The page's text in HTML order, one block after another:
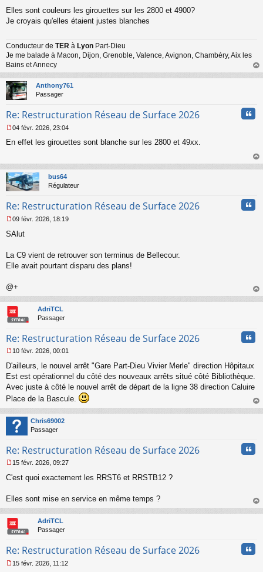
e
s
g
e
n
o
n
u
Elles sont couleurs les girouettes sur les 2800 et 4900?
Je croyais qu'elles étaient justes blanches
Conducteur de TER à Lyon Part-Dieu
Je me balade à Macon, Dijon, Grenoble, Valence, Avignon, Chambéry, Aix les
Bains et Annecy
au
Anthony761
Passager
Re: Restructuration Réseau de Surface 2026
e
a
g
e
o
l
u
04 févr. 2026, 23:04
En effet les girouettes sont blanche sur les 2800 et 49xx.
au
bus64
Régulateur
Re: Restructuration Réseau de Surface 2026
e
g
n
o
n
l
u
09 févr. 2026, 18:19
SAlut
La C9 vient de retrouver son terminus de Bellecour.
Elle avait pourtant disparu des plans!
@+
au
AdriTCL
Passager
Re: Restructuration Réseau de Surface 2026
e
s
g
n
o
n
u
10 févr. 2026, 00:01
D'ailleurs, le nouvel arrêt "Gare Part-Dieu Vivier Merle" direction Hôpitaux
Est est opérationnel du côté des nouveaux arrêts situé côté Bibliothèque.
Avec juste à côté le nouvel arrêt de départ de la ligne 38 direction Caluire
Place de la Bascule.
au
Chris69002
Passager
Re: Restructuration Réseau de Surface 2026
e
s
g
e
n
n
u
15 févr. 2026, 09:27
C'est quoi exactement les RRST6 et RRSTB12 ?
Elles sont mise en service en même temps ?
au
AdriTCL
Passager
Re: Restructuration Réseau de Surface 2026
15 févr. 2026, 11:12